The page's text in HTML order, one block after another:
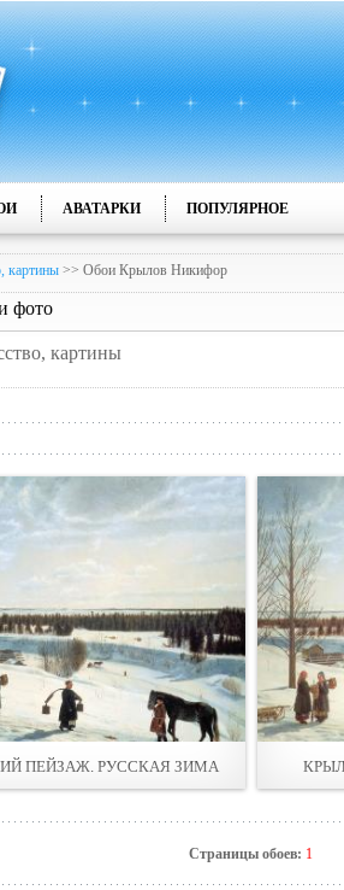
АВАТАРКИ ПОПУЛЯРНОЕ
картины >> Обои Крылов Никифор
фото
картины
ПЕЙЗАЖ. РУССКАЯ ЗИМА
Страницы обоев: 1